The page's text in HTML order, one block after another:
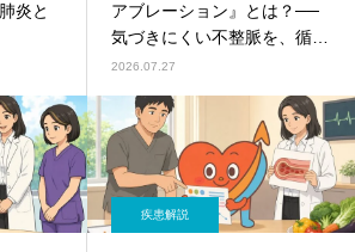
炎と
アブレーション』とは？──
気づきにくい不整脈を、循環
器内科がやさしく解説
2026.07.27
疾患解説